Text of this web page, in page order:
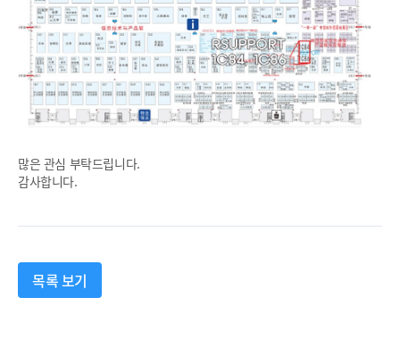
많은 관심 부탁드립니다.
감사합니다.
목록 보기